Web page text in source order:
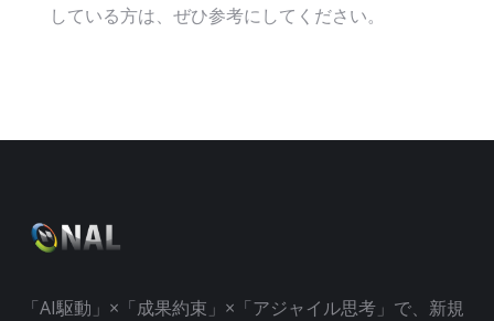
している方は、ぜひ参考にしてください。
「AI駆動」×「成果約束」×「アジャイル思考」で、新規